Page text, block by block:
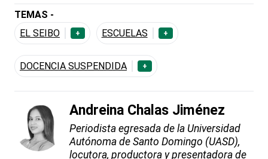
TEMAS -
EL SEIBO
+ ESCUELAS +
DOCENCIA SUSPENDIDA +
Andreina Chalas Jiménez
Periodista egresada de la Universidad
Autónoma de Santo Domingo (UASD),
locutora, productora y presentadora de